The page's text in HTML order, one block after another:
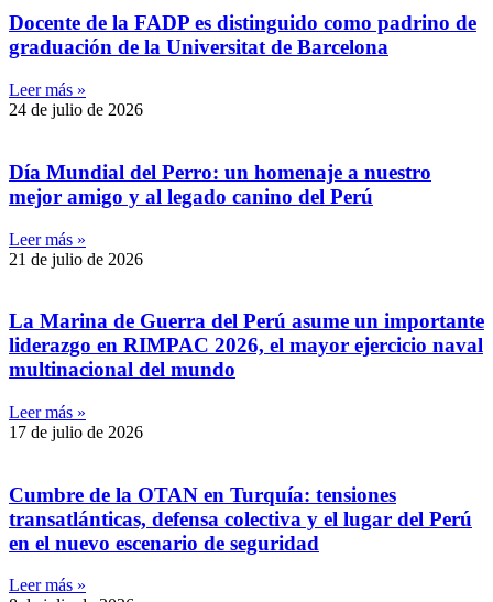
Docente de la FADP es distinguido como padrino de
graduación de la Universitat de Barcelona
Leer más »
24 de julio de 2026
Día Mundial del Perro: un homenaje a nuestro
mejor amigo y al legado canino del Perú
Leer más »
21 de julio de 2026
La Marina de Guerra del Perú asume un importante
liderazgo en RIMPAC 2026, el mayor ejercicio naval
multinacional del mundo
Leer más »
17 de julio de 2026
Cumbre de la OTAN en Turquía: tensiones
transatlánticas, defensa colectiva y el lugar del Perú
en el nuevo escenario de seguridad
Leer más »